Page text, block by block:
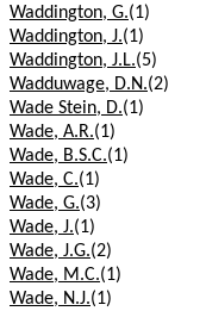
Waddington, G.(1)
Waddington, J.(1)
Waddington, J.L.(5)
Wadduwage, D.N.(2)
Wade Stein, D.(1)
Wade, A.R.(1)
Wade, B.S.C.(1)
Wade, C.(1)
Wade, G.(3)
Wade, J.(1)
Wade, J.G.(2)
Wade, M.C.(1)
Wade, N.J.(1)